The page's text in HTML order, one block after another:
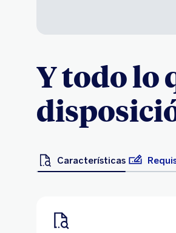
Y todo lo
Características